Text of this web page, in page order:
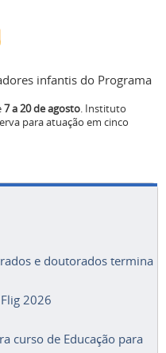
infantis do Programa
7 a 20 de agosto. Instituto
para atuação em cinco
e doutorados termina
2026
curso de Educação para